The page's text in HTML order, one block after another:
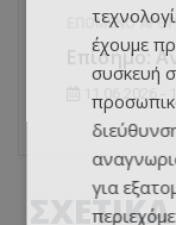
ΕΠΌΜΕΝΟ
Επίσημο:
11.06.2026 -
έχουμε
συσκευή
για